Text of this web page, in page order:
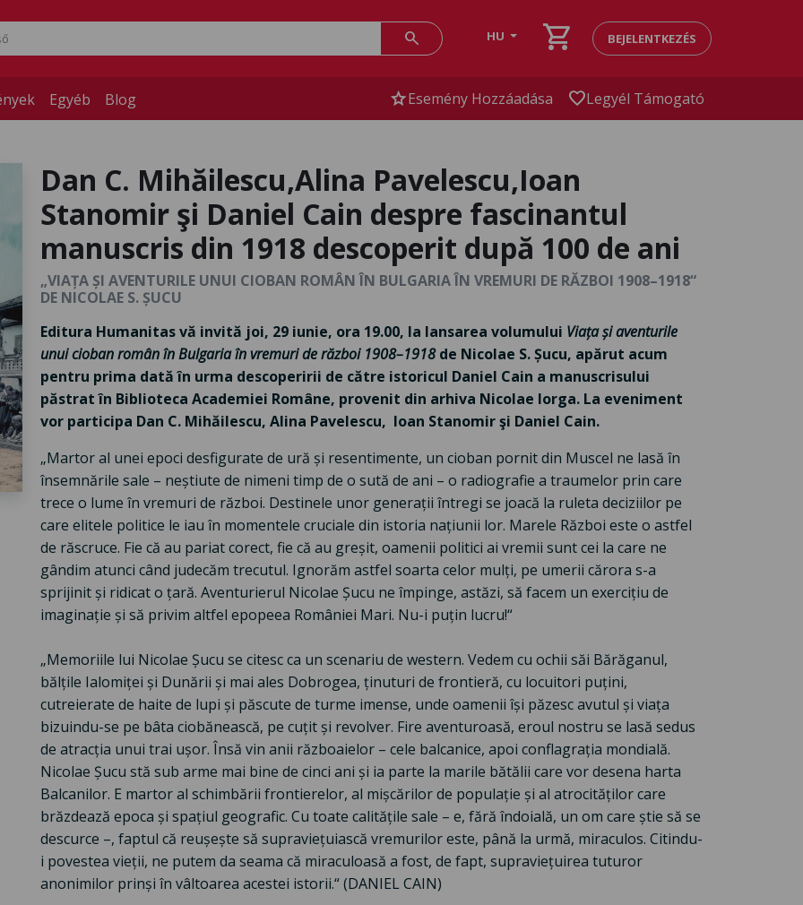
search HU shopping_cart BEJELENTKEZÉS
Egyéb Blog starEsemény Hozzáadása favoriteLegyél Támogató
Dan C. Mihăilescu,Alina Pavelescu,Ioan
Stanomir şi Daniel Cain despre fascinantul
manuscris din 1918 descoperit după 100 de ani
„VIAȚA ȘI AVENTURILE UNUI CIOBAN ROMÂN ÎN BULGARIA ÎN VREMURI DE RĂZBOI 1908–1918“
DE NICOLAE S. ȘUCU
Editura Humanitas vă invită joi, 29 iunie, ora 19.00, la lansarea volumului Viața și aventurile
unui cioban român în Bulgaria în vremuri de război1908–1918de Nicolae S. Șucu, apărut acum
pentru prima dată în urma descoperirii de către istoricul Daniel Cain a manuscrisului
păstrat în Biblioteca Academiei Române, provenit din arhiva Nicolae Iorga. La eveniment
vor participa Dan C. Mihăilescu, Alina Pavelescu, Ioan Stanomir şi Daniel Cain.
„Martor al unei epoci desfigurate de ură și resentimente, un cioban pornit din Muscel ne lasă în
însemnările sale – neștiute de nimeni timp de o sută de ani – o radiografie a traumelor prin care
trece o lume în vremuri de război. Destinele unor generații întregi se joacă la ruleta deciziilor pe
care elitele politice le iau în momentele cruciale din istoria națiunii lor. Marele Război este o astfel
de răscruce. Fie că au pariat corect, fie că au greșit, oamenii politici ai vremii sunt cei la care ne
gândim atunci când judecăm trecutul. Ignorăm astfel soarta celor mulți, pe umerii cărora s-a
sprijinit și ridicat o țară. Aventurierul Nicolae Șucu ne împinge, astăzi, să facem un exercițiu de
imaginație și să privim altfel epopeea României Mari. Nu-i puțin lucru!“
„Memoriile lui Nicolae Șucu se citesc ca un scenariu de western. Vedem cu ochii săi Bărăganul,
bălțile Ialomiței și Dunării și mai ales Dobrogea, ținuturi de frontieră, cu locuitori puțini,
cutreierate de haite de lupi și păscute de turme imense, unde oamenii își păzesc avutul și viața
bizuindu-se pe bâta ciobănească, pe cuțit și revolver. Fire aventuroasă, eroul nostru se lasă sedus
de atracția unui trai ușor. Însă vin anii războaielor – cele balcanice, apoi conflagrația mondială.
Nicolae Șucu stă sub arme mai bine de cinci ani și ia parte la marile bătălii care vor desena harta
Balcanilor. E martor al schimbării frontierelor, al mișcărilor de populație și al atrocităților care
brăzdează epoca și spațiul geografic. Cu toate calitățile sale – e, fără îndoială, un om care știe să se
descurce –, faptul că reușește să supraviețuiască vremurilor este, până la urmă, miraculos. Citindu-
i povestea vieții, ne putem da seama că miraculoasă a fost, de fapt, supraviețuirea tuturor
anonimilor prinși în vâltoarea acestei istorii.“ (DANIEL CAIN)